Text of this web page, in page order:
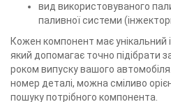
вид використовуваного
паливної системи
Кожен компонент має унікальний
який допомагає точно підібрати
роком випуску вашого
номер деталі, можна сміливо
пошуку потрібного компонента.